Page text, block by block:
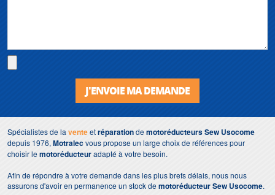
J'ENVOIE MA DEMANDE
Spécialistes de la venteetréparationdemotoréducteurs Sew Usocome
depuis 1976, Motralecvous propose un large choix de références pour
choisir lemotoréducteuradapté à votre besoin.
Afin de répondre à votre demande dans les plus brefs délais, nous nous
assurons d'avoir en permanence un stock demotoréducteur Sew Usocome.